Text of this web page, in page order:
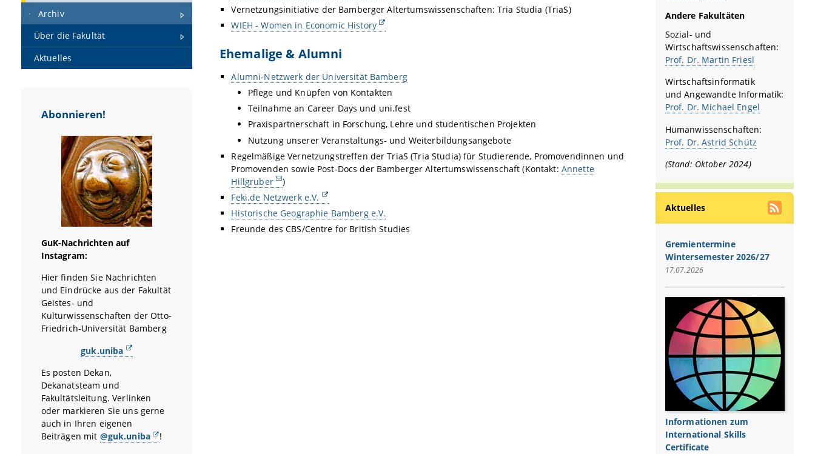
Archiv
Über die Fakultät
Aktuelles
Abonnieren!
GuK-Nachrichten auf
Instagram:
Hier finden Sie Nachrichten
und Eindrücke aus der Fakultät
Geistes- und
Kulturwissenschaften der Otto-
Friedrich-Universität Bamberg
guk.uniba
Es posten Dekan,
Dekanatsteam und
Fakultätsleitung. Verlinken
oder markieren Sie uns gerne
auch in Ihren eigenen
Beiträgen mit @guk.uniba !
Vernetzungsinitiative der Bamberger Altertumswissenschaften: Tria Studia (TriaS)
WIEH - Women in Economic History
Ehemalige & Alumni
Alumni-Netzwerk der Universität Bamberg
Pflege und Knüpfen von Kontakten
Teilnahme an Career Days und uni.fest
Praxispartnerschaft in Forschung, Lehre und studentischen Projekten
Nutzung unserer Veranstaltungs- und Weiterbildungsangebote
Regelmäßige Vernetzungstreffen der TriaS (Tria Studia) für Studierende, Promovendinnen und
Promovenden sowie Post-Docs der Bamberger Altertumswissenschaft (Kontakt: Annette
Hillgruber
)
Feki.de Netzwerk e.V.
Historische Geographie Bamberg e.V.
Freunde des CBS/Centre for British Studies
Andere Fakultäten
Sozial- und
Wirtschaftswissenschaften:
Prof. Dr. Martin Friesl
Wirtschaftsinformatik
und Angewandte Informatik:
Prof. Dr. Michael Engel
Humanwissenschaften:
Prof. Dr. Astrid Schütz
(Stand: Oktober 2024)
Aktuelles
Gremientermine
Wintersemester 2026/27
17.07.2026
Informationen zum
International Skills
Certificate